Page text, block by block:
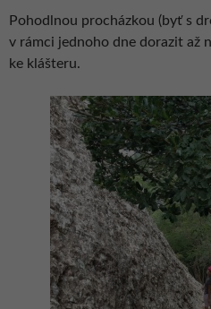
Pohodlnou procházkou (byť s
v rámci jednoho dne dorazit až
ke klášteru.